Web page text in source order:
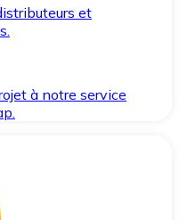
et
à notre service